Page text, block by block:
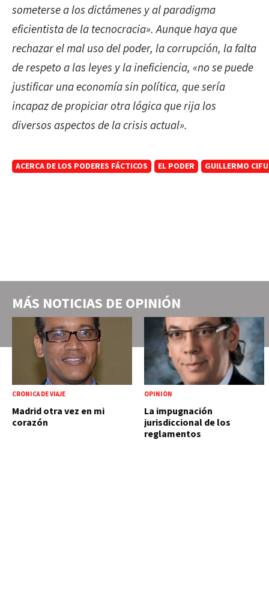
someterse a los dictámenes y al paradigma
eficientista de la tecnocracia». Aunque haya que
rechazar el mal uso del poder, la corrupción, la falta
de respeto a las leyes y la ineficiencia, «no se puede
justificar una economía sin política, que sería
incapaz de propiciar otra lógica que rija los
diversos aspectos de la crisis actual».
ACERCA DE LOS PODERES FÁCTICOS EL PODER GUILLERMO
MÁS NOTICIAS DE OPINIÓN
CRÓNICA DE VIAJE
Madrid otra vez en mi
corazón
OPINIÓN
La impugnación
jurisdiccional de los
reglamentos